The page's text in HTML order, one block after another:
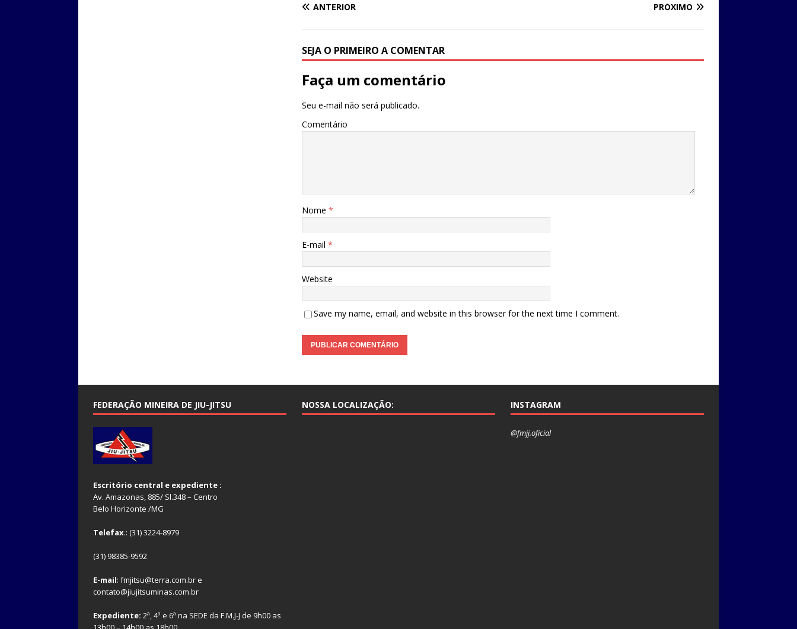
ANTERIOR PRÓXIMO
SEJA O PRIMEIRO A COMENTAR
Faça um comentário
Seu e-mail não será publicado.
Comentário
Nome *
E-mail *
Website
Save my name, email, and website in this browser for the next time I comment.
FEDERAÇÃO MINEIRA DE JIU-JITSU
Escritório central e expediente :
Av. Amazonas, 885/ Sl.348 – Centro
Belo Horizonte /MG
Telefax.: (31) 3224-8979
(31) 98385-9592
E-mail: fmjitsu@terra.com.br e
contato@jiujitsuminas.com.br
Expediente: 2ª, 4ª e 6ª na SEDE da F.M.J-J de 9h00 as
NOSSA LOCALIZAÇÃO: INSTAGRAM
@fmjj.oficial